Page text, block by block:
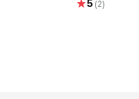
별5 (2)